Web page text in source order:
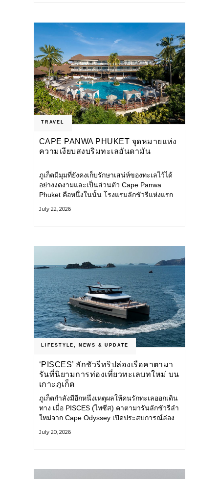
TRAVEL
CAPE PANWA PHUKET จุดหมายแห่ง
ความเงียบสงบริมทะเลอันดามัน
ภูเก็ตมีมุมที่ยังคงเก็บรักษาเสน่ห์ของทะเลไว้ได้
อย่างงดงามและเป็นส่วนตัว Cape Panwa
Phuket คือหนึ่งในนั้น โรงแรมลักชัวรีแห่งแรก
แหลมพันวา ทางตะวันออกเฉียงใต้ของเกาะ
July 22, 2026
LIFESTYLE, NEWS & UPDATE
‘PISCES’ ลักชัวรีทริปล่องเรือคาตามา
รันที่นิยามการท่องเที่ยวทะเลบทใหม่ บน
เกาะภูเก็ต
ภูเก็ตกำลังมีอีกหนึ่งเหตุผลให้คนรักทะเลออกเดิน
ทาง เมื่อ PISCES (ไพซีส) คาตามารันลักชัวรีลำ
ใหม่จาก Cape Odyssey เปิดประสบการณ์ล่อง
ไป ผสานความสะดวกสบายแบบโรงแรมระดับ
July 20, 2026